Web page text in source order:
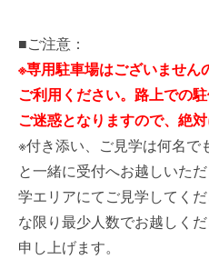
■ご注意：
※専用駐車場はございません
ご利用ください。路上での
ご迷惑となりますので、絶対
※付き添い、ご見学は何名で
と⼀緒に受付へお越しいた
学エリアにてご見学してく
な限り最少人数でお越しく
申し上げます。